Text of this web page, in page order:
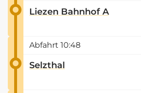
Liezen Bahnhof A
Abfahrt 10:48
Selzthal